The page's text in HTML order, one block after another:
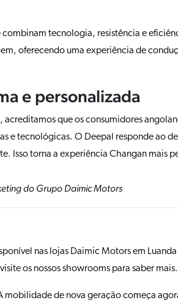
combinam tecnologia, resistência e
oferecendo uma experiência de
e personalizada
que os consumidores
e tecnológicas. O Deepal responde ao
Isso torna a experiência Changan mais
do Grupo Daimic Motors
nas lojas Daimic Motors em
os nossos showrooms para saber mais.
mobilidade de nova geração começa